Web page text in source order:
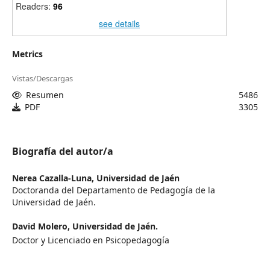
Readers: 96
see details
Metrics
Vistas/Descargas
Resumen
5486
PDF
3305
Biografía del autor/a
Nerea Cazalla-Luna, Universidad de Jaén
Doctoranda del Departamento de Pedagogía de la
Universidad de Jaén.
David Molero, Universidad de Jaén.
Doctor y Licenciado en Psicopedagogía